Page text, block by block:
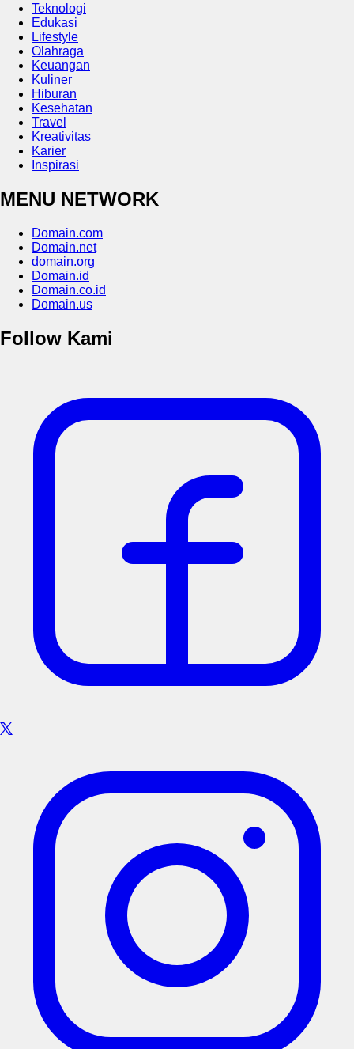
Teknologi
Edukasi
Lifestyle
Olahraga
Keuangan
Kuliner
Hiburan
Kesehatan
Travel
Kreativitas
Karier
Inspirasi
MENU NETWORK
Domain.com
Domain.net
domain.org
Domain.id
Domain.co.id
Domain.us
Follow Kami